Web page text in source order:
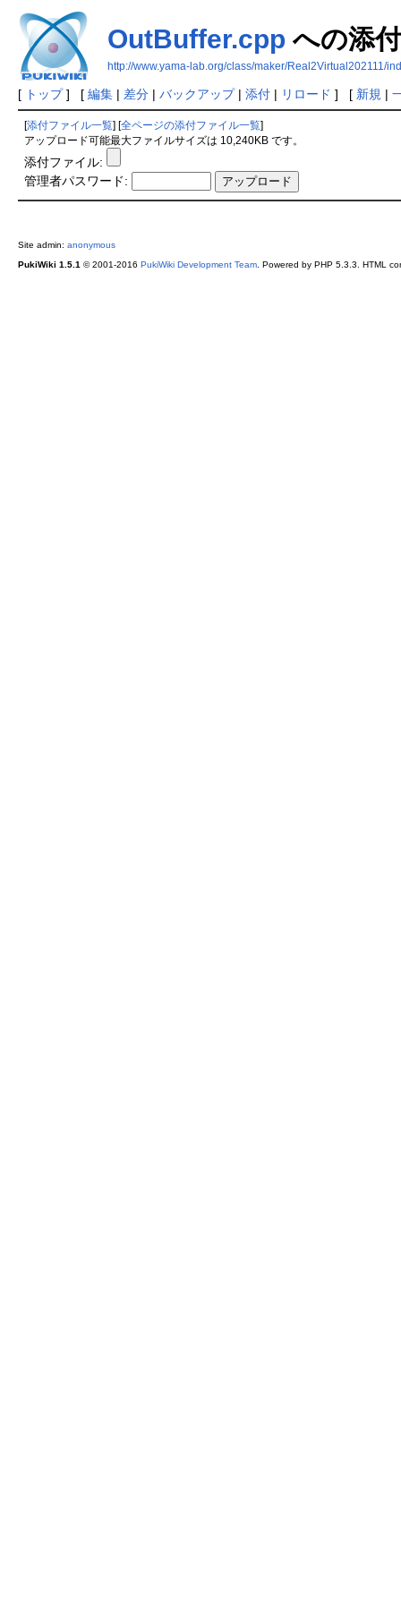
OutBuffer.cpp への添付
http://www.yama-lab.org/class/maker/Real2Virtual202111/
[ トップ] [ 編集| 差分| バックアップ| 添付| リロード ] [ 新規 |
添付ファイル一覧 全ページの添付ファイル一覧
アップロード可能最大ファイルサイズは 10,240KB です。
添付ファイル:
管理者パスワード:
Site admin: anonymous
PukiWiki 1.5.1 © 2001-2016 PukiWiki Development Team. Powered by PHP 5.3.3. HTML